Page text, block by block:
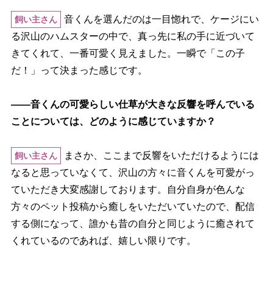
飼い主さん
音くんを選んだのは一目惚れで、ケージにい
る沢山のハムスターの中で、真っ先に私の手に近づいて
きてくれて、一番可愛く見えました。一瞬で「この子
だ！」って決まった感じです。
――音くんの可愛らしい仕草が大きな反響を呼んでいる
ことについては、どのように感じていますか？
飼い主さん
まさか、ここまで反響をいただけるようには
なると思っていなくて、沢山の方々に音くんを可愛がっ
ていただき大変感謝しております。自分自身が色んな
方々のペット投稿から癒しをいただいていたので、配信
する側になって、誰かも昔の自分と同じように癒されて
くれているのであれば、嬉しい限りです。